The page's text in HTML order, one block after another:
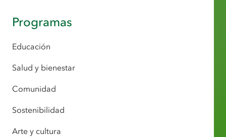
Programas
Educación
Salud y bienestar
Comunidad
Sostenibilidad
Arte y cultura